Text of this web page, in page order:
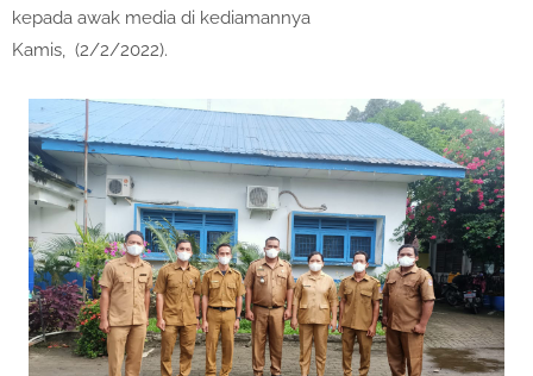
kepada awak media di kediamannya
Kamis, (2/2/2022).